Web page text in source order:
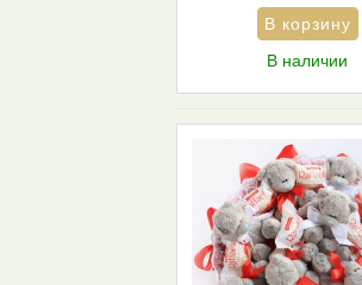
В наличии